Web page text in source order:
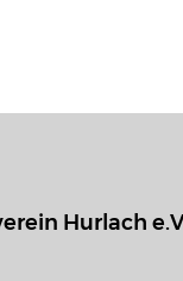
Hurlach